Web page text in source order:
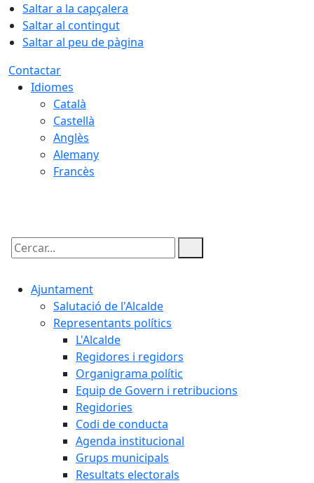
Saltar a la capçalera
Saltar al contingut
Saltar al peu de pàgina
Contactar
Idiomes
Català
Castellà
Anglès
Alemany
Francès
Cercar:
Ajuntament
Salutació de l'Alcalde
Representants polítics
L'Alcalde
Regidores i regidors
Organigrama polític
Equip de Govern i retribucions
Regidories
Codi de conducta
Agenda institucional
Grups municipals
Resultats electorals